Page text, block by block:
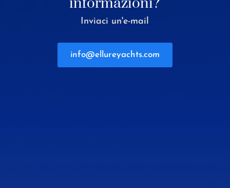
Inviaci un'e-mail
info@ellureyachts.com